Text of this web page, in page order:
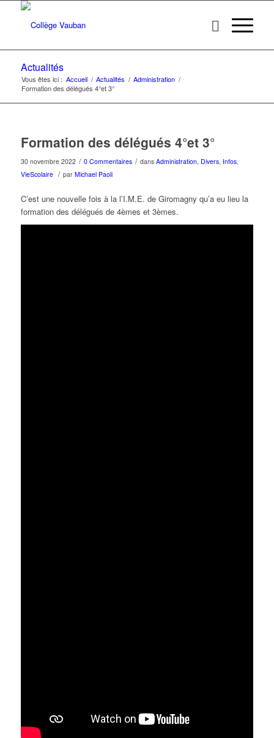
Actualités
Vous êtes ici : Accueil / Actualités / Administration /
Formation des délégués 4°et 3°
Formation des délégués 4°et 3°
30 novembre 2022 / 0 Commentaires / dans Administration, Divers, Infos,
VieScolaire / par Michael Paoli
C’est une nouvelle fois à la l’I.M.E. de Giromagny qu’a eu lieu la
formation des délégués de 4èmes et 3èmes.